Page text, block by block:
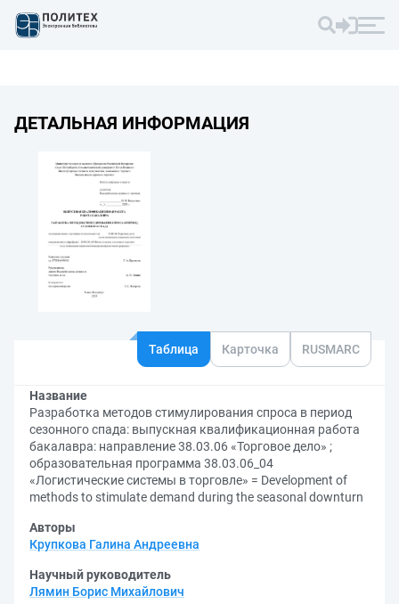
ДЕТАЛЬНАЯ ИНФОРМАЦИЯ
Таблица Карточка RUSMARC
Название
Разработка методов стимулирования спроса в период
сезонного спада: выпускная квалификационная работа
бакалавра: направление 38.03.06 «Торговое дело» ;
образовательная программа 38.03.06_04
«Логистические системы в торговле» = Development of
methods to stimulate demand during the seasonal downturn
Авторы
Крупкова Галина Андреевна
Научный руководитель
Лямин Борис Михайлович